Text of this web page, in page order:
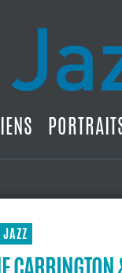
JAZZ